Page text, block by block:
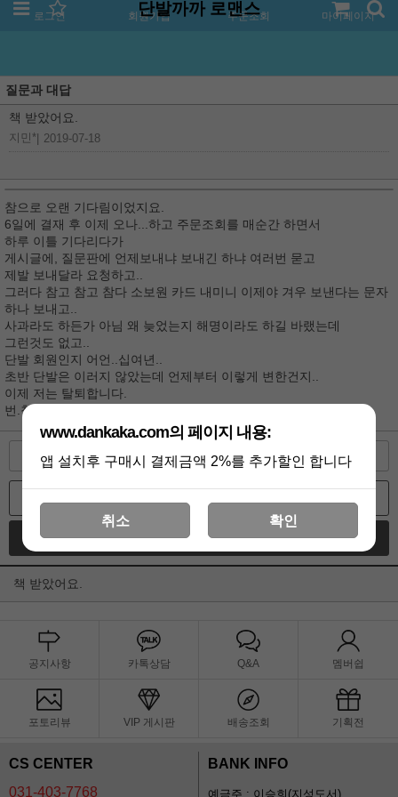
로그인 회원가입 주문조회 마이페이지
단발까까 로맨스
질문과 대답
책 받았어요.
지민* 2019-07-18
참으로 오랜 기다림이었지요.
6일에 결재 후 이제 오나...하고 주문조회를 매순간 하면서
하루 이틀 기다리다가
게시글에, 질문판에 언제보내냐 보내긴 하냐 여러번 묻고
제발 보내달라 요청하고..
그러다 참고 참고 참다 소보원 카드 내미니 이제야 겨우 보낸다는 문자
하나 보내고..
사과라도 하든가 아님 왜 늦었는지 해명이라도 하길 바랬는데
그런것도 없고..
단발 회원인지 어언..십여년..
초반 단발은 이러지 않았는데 언제부터 이렇게 변한건지..
이제 저는 탈퇴합니다.
번.창.하세요..
수정 삭제 답변
글쓰기
책 받았어요.
공지사항 카톡상담 Q&A 멤버쉽
포토리뷰 VIP 게시판 배송조회 기획전
CS CENTER
031-403-7768
BANK INFO
예금주 : 이승희(지성도서)
www.dankaka.com의 페이지 내용:
앱 설치후 구매시 결제금액 2%를 추가할인 합니다
취소 확인